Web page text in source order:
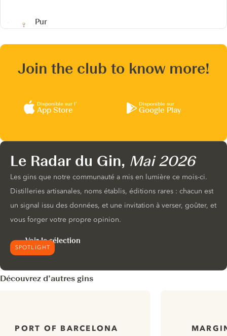
Pur
Join the club to know more!
Disponible sur l’
App Store
Disponible sur
Google Play
SPOTLIGHT
Le Radar du Gin, Mai 2026
Les gins que notre communauté a mis en lumière ce mois-ci.
Distilleries artisanales, noms établis, éditions rares : chacun est
un signal issu des données, et une invitation à verser, goûter, et
vous forger votre propre opinion.
Voir la sélection
Découvrez d’autres gins
PORT OF BARCELONA